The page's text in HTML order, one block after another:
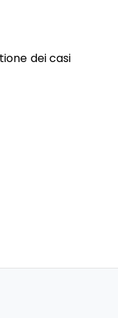
dei casi